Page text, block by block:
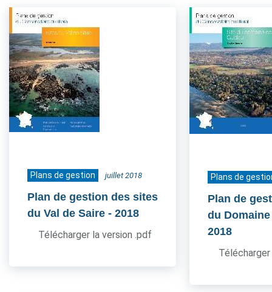
Plans de gestion juillet 2018
Plan de gestion des sites
du Val de Saire - 2018
Télécharger la version .pdf
Plans de
Plan de
du
2018